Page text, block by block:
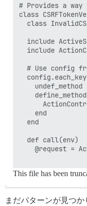
# Provides a
class
class
include
include
# Use config
undef_method
    end
  end
  def call(env)
@request =
This file has been
まだパターンが見つ